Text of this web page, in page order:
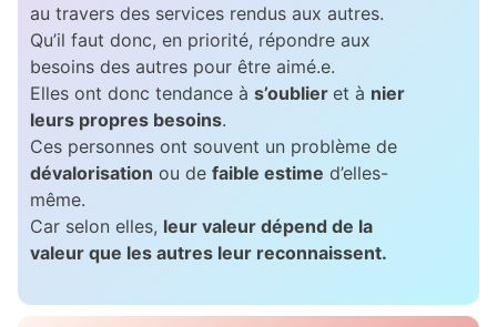
au travers des services rendus aux autres.
Qu’il faut donc, en priorité, répondre aux
besoins des autres pour être aimé.e.
Elles ont donc tendance à s’oublier et à nier
leurs propres besoins.
Ces personnes ont souvent un problème de
dévalorisation ou de faible estime d’elles-
même.
Car selon elles, leur valeur dépend de la
valeur que les autres leur reconnaissent.